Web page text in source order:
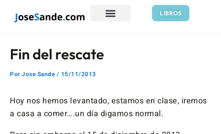
LIBROS
Fin del rescate
Por Jose Sande / 15/11/2013
Hoy nos hemos levantado, estamos en clase, iremos
a casa a comer….un día digamos normal.
de